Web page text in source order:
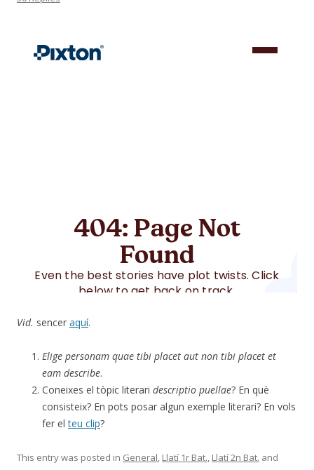
Vid. sencer aquí.
Elige personam quae tibi placet aut non tibi placet et
eam describe.
Coneixes el tòpic literari descriptio puellae? En què
consisteix? En pots posar algun exemple literari? En vols
fer elteu clip?
This entry was posted in General, Llatí 1r Bat., Llatí 2n Bat. and